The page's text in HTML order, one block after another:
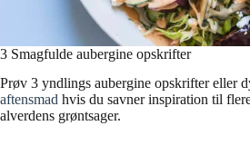
3 Smagfulde aubergine opskrifter
Prøv 3 yndlings aubergine opskrifter eller
aftensmad hvis du savner inspiration til
alverdens grøntsager.